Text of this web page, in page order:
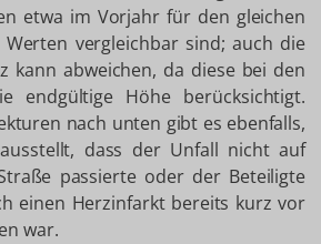
etwa im Vorjahr für den gleichen
vergleichbar sind; auch die
kann abweichen, da diese bei den
endgültige Höhe berücksichtigt.
nach unten gibt es ebenfalls,
dass der Unfall nicht auf
passierte oder der Beteiligte
einen Herzinfarkt bereits kurz vor
war.